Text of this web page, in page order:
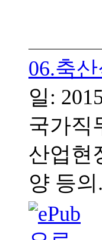
06.축
일:
국가직
산업현
양 등의